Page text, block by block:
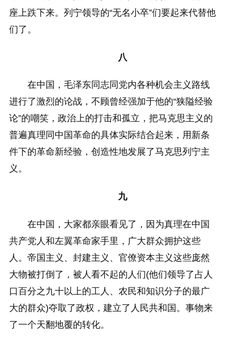
座上跌下来。列宁领导的“无名小卒”们要起来代替他
们了。
八
在中国，毛泽东同志同党内各种机会主义路线
进行了激烈的论战，不顾曾经强加于他的“狭隘经验
论”的嘲笑，政治上的打击和孤立，把马克思主义的
普遍真理同中国革命的具体实际结合起来，用新条
件下的革命新经验，创造性地发展了马克思列宁主
义。
九
在中国，大家都亲眼看见了，因为真理在中国
共产党人和左翼革命家手里，广大群众拥护这些
人。帝国主义、封建主义、官僚资本主义这些庞然
大物被打倒了，被人看不起的人们(他们领导了占人
口百分之九十以上的工人、农民和知识分子的最广
大的群众)夺取了政权，建立了人民共和国。事物来
了一个天翻地覆的转化。